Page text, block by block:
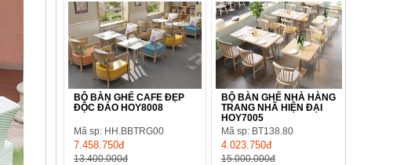
BỘ BÀN GHẾ CAFE ĐẸP
ĐỘC ĐÁO HOY8008
Mã sp: HH.BBTRG00
7.458.750đ
13.400.000đ
BỘ BÀN GHẾ NHÀ HÀNG
TRANG NHÃ HIỆN ĐẠI
HOY7005
Mã sp: BT138.80
4.023.750đ
15.000.000đ